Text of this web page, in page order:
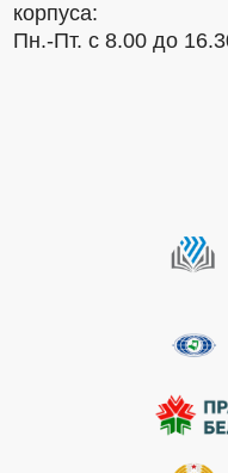
корпуса:
Пн.-Пт. с 8.00 до